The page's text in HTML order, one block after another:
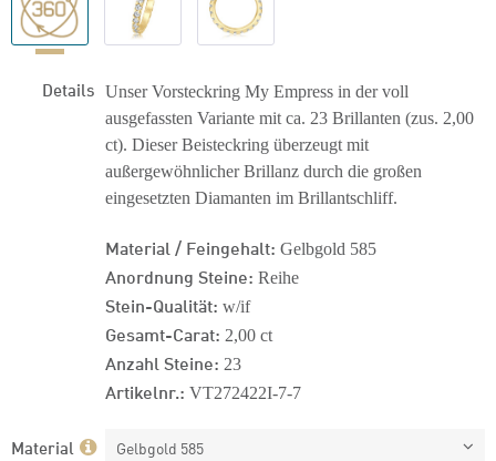
Details Unser Vorsteckring My Empress in der voll
ausgefassten Variante mit ca. 23 Brillanten (zus. 2,00
ct). Dieser Beisteckring überzeugt mit
außergewöhnlicher Brillanz durch die großen
eingesetzten Diamanten im Brillantschliff.
Material / Feingehalt: Gelbgold 585
Anordnung Steine: Reihe
Stein-Qualität: w/if
Gesamt-Carat: 2,00 ct
Anzahl Steine: 23
Artikelnr.: VT272422I-7-7
Material Gelbgold 585